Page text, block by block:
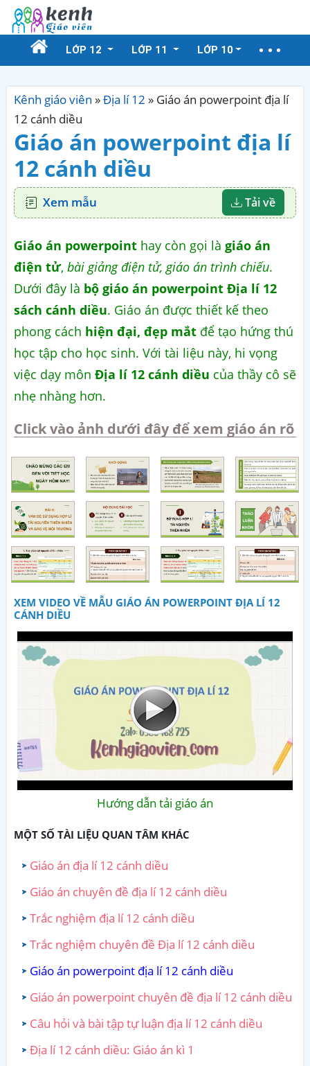
LỚP 12 LỚP 11 LỚP 10
Kênh giáo viên »Địa lí 12 » Giáo án powerpoint địa lí
12 cánh diều
Giáo án powerpoint địa lí
12 cánh diều
Xem mẫu Tải về
Giáo án powerpoint hay còn gọi là giáo án
điện tử, bài giảng điện tử, giáo án trình chiếu.
Dưới đây là bộ giáo án powerpoint Địa lí 12
sách cánh diều. Giáo án được thiết kế theo
phong cách hiện đại, đẹp mắt để tạo hứng thú
học tập cho học sinh. Với tài liệu này, hi vọng
việc dạy môn Địa lí 12 cánh diều của thầy cô sẽ
nhẹ nhàng hơn.
Click vào ảnh dưới đây để xem giáo án rõ
XEM VIDEO VỀ MẪU GIÁO ÁN POWERPOINT ĐỊA LÍ 12
CÁNH DIỀU
Hướng dẫn tải giáo án
MỘT SỐ TÀI LIỆU QUAN TÂM KHÁC
Giáo án địa lí 12 cánh diều
Giáo án chuyên đề địa lí 12 cánh diều
Trắc nghiệm địa lí 12 cánh diều
Trắc nghiệm chuyên đề Địa lí 12 cánh diều
Giáo án powerpoint địa lí 12 cánh diều
Giáo án powerpoint chuyên đề địa lí 12 cánh diều
Câu hỏi và bài tập tự luận địa lí 12 cánh diều
Địa lí 12 cánh diều: Giáo án kì 1